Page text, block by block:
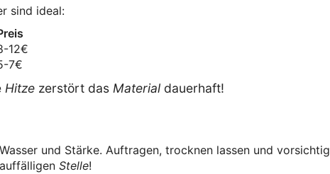
sind ideal:
12€
7€
Hitze zerstört das Material dauerhaft!
und Stärke. Auftragen, trocknen lassen und vorsichtig
Stelle!